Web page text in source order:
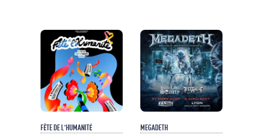
FÊTE DE L'HUMANITÉ
MEGADETH